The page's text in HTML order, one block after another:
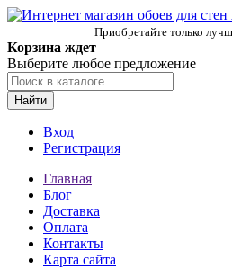
Приобретайте только
Корзина ждет
Выберите любое предложение
Найти
Вход
Регистрация
Главная
Блог
Доставка
Оплата
Контакты
Карта сайта